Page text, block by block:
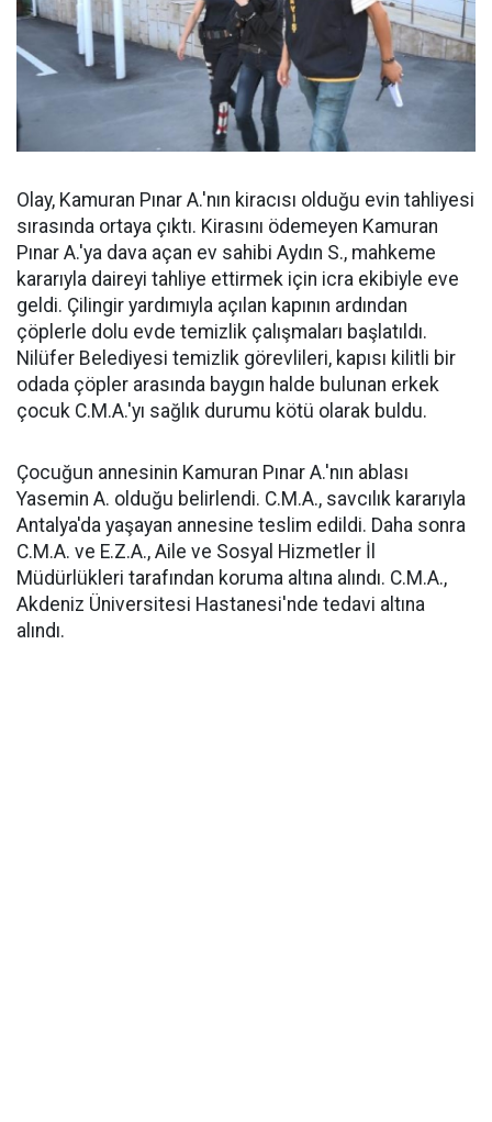
Olay, Kamuran Pınar A.'nın kiracısı olduğu evin tahliyesi
sırasında ortaya çıktı. Kirasını ödemeyen Kamuran
Pınar A.'ya dava açan ev sahibi Aydın S., mahkeme
kararıyla daireyi tahliye ettirmek için icra ekibiyle eve
geldi. Çilingir yardımıyla açılan kapının ardından
çöplerle dolu evde temizlik çalışmaları başlatıldı.
Nilüfer Belediyesi temizlik görevlileri, kapısı kilitli bir
odada çöpler arasında baygın halde bulunan erkek
çocuk C.M.A.'yı sağlık durumu kötü olarak buldu.
Çocuğun annesinin Kamuran Pınar A.'nın ablası
Yasemin A. olduğu belirlendi. C.M.A., savcılık kararıyla
Antalya'da yaşayan annesine teslim edildi. Daha sonra
C.M.A. ve E.Z.A., Aile ve Sosyal Hizmetler İl
Müdürlükleri tarafından koruma altına alındı. C.M.A.,
Akdeniz Üniversitesi Hastanesi'nde tedavi altına
alındı.